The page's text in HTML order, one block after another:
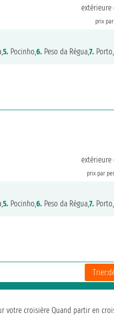
extérieure
prix
5. Pocinho,6. Peso da Régua,7. Porto,
extérieure
prix par
5. Pocinho,6. Peso da Régua,7. Porto,
Trier:
votre croisière Quand partir en